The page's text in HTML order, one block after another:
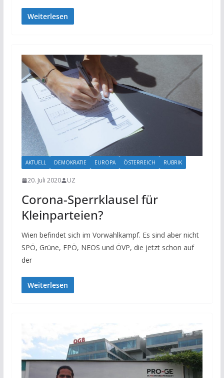
Weiterlesen
AKTUELL DEMOKRATIE EUROPA ÖSTERREICH RUBRIK
20. Juli 2020 UZ
Corona-Sperrklausel für
Kleinparteien?
Wien befindet sich im Vorwahlkampf. Es sind aber nicht
SPÖ, Grüne, FPÖ, NEOS und ÖVP, die jetzt schon auf
der
Weiterlesen